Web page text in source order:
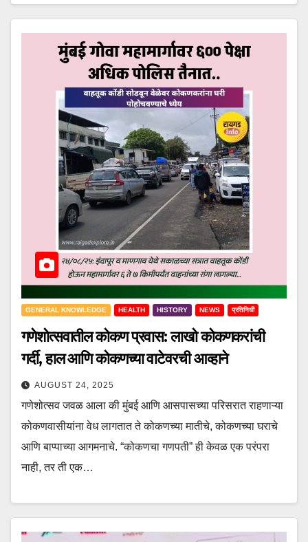
GENERAL KNOWLEDGE HEALTH HISTORY NEWS प्रतिनिधी
गणेशोत्सवातील कोकण प्रवास: लाखो कोकणकरांची
गर्दी, हाल आणि कोकणच्या वाटेवरची आव्हाने
AUGUST 24, 2025
गणेशोत्सव जवळ आला की मुंबई आणि आसपासच्या परिसरात राहणाऱ्या
कोकणवासीयांना वेध लागतात ते कोकणच्या मातीचे, कोकणच्या घराचे
आणि बाप्पाच्या आगमनाचे. “कोकणचा गणपती” ही केवळ एक परंपरा
नाही, तर ती एक…